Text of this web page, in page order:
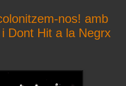
nos! amb
Dont Hit a la Negrx